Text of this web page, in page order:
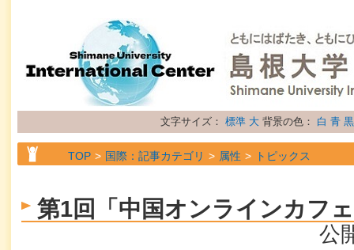
文字サイズ： 標準 大 背景の色： 白 青 黒
TOP 国際：記事カテゴリ 属性 トピックス
第1回「中国オンラインカフ
公